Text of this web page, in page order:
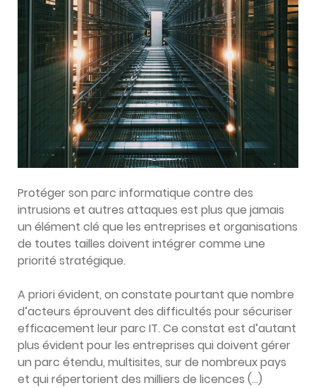
Protéger son parc informatique contre des
intrusions et autres attaques est plus que jamais
un élément clé que les entreprises et organisations
de toutes tailles doivent intégrer comme une
priorité stratégique.
A priori évident, on constate pourtant que nombre
d’acteurs éprouvent des difficultés pour sécuriser
efficacement leur parc IT. Ce constat est d’autant
plus évident pour les entreprises qui doivent gérer
un parc étendu, multisites, sur de nombreux pays
et qui répertorient des milliers de licences (…)